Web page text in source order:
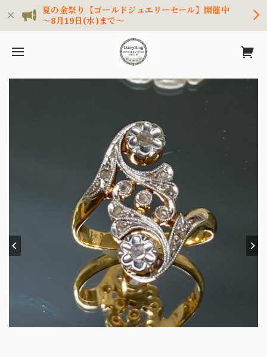
夏の金祭り【ゴールドジュエリーセール】開催中
～8月19日(水)まで～